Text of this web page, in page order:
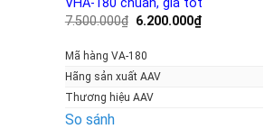
VHA-180 chuẩn, giá tốt
7.500.000₫ Giá
7.500.000₫.
6.200.000₫Giá
Mã hàng VA-180
Hãng sản xuất AAV
Thương hiệu AAV
So sánh